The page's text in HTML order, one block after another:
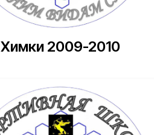
Химки 2009-2010